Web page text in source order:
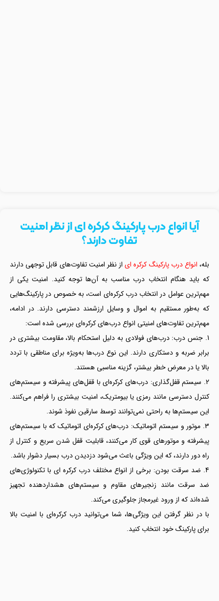
آیا انواع درب پارکینگ کرکره ای از نظر امنیت
تفاوت دارند؟
بله،انواع درب پارکینگ کرکره ایاز نظر امنیت تفاوت‌های قابل توجهی دارند
که باید هنگام انتخاب درب مناسب به آن‌ها توجه کنید. امنیت یکی از
مهم‌ترین عوامل در انتخاب درب کرکره‌ای است، به خصوص در پارکینگ‌هایی
که به‌طور مستقیم به اموال و وسایل ارزشمند دسترسی دارند. در ادامه،
مهم‌ترین تفاوت‌های امنیتی انواع درب‌های کرکره‌ای بررسی شده است:
جنس درب: درب‌های فولادی به دلیل استحکام بالا، مقاومت بیشتری در
برابر ضربه و دستکاری دارند. این نوع درب‌ها به‌ویژه برای مناطقی با تردد
بالا یا در معرض خطر بیشتر، گزینه مناسبی هستند.
سیستم قفل‌گذاری: درب‌های کرکره‌ای با قفل‌های پیشرفته و سیستم‌های
کنترل دسترسی مانند رمزی یا بیومتریک، امنیت بیشتری را فراهم می‌کنند.
این سیستم‌ها به راحتی نمی‌توانند توسط سارقین نفوذ شوند.
موتور و سیستم اتوماتیک: درب‌های کرکره‌ای اتوماتیک که با سیستم‌های
پیشرفته و موتورهای قوی کار می‌کنند، قابلیت قفل شدن سریع و کنترل از
راه دور دارند، که این ویژگی باعث می‌شود دزدیدن درب بسیار دشوار باشد.
ضد سرقت بودن: برخی از انواع مختلف درب کرکره ای با تکنولوژی‌های
ضد سرقت مانند زنجیرهای مقاوم و سیستم‌های هشداردهنده تجهیز
شده‌اند که از ورود غیرمجاز جلوگیری می‌کند.
با در نظر گرفتن این ویژگی‌ها، شما می‌توانید درب کرکره‌ای با امنیت بالا
برای پارکینگ خود انتخاب کنید.